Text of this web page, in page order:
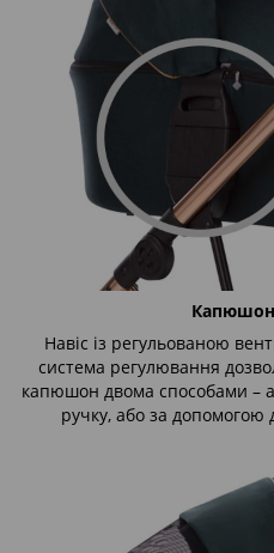
Навіс із регульованою
система регулювання
капюшон двома способами –
ручку, або за допомогою